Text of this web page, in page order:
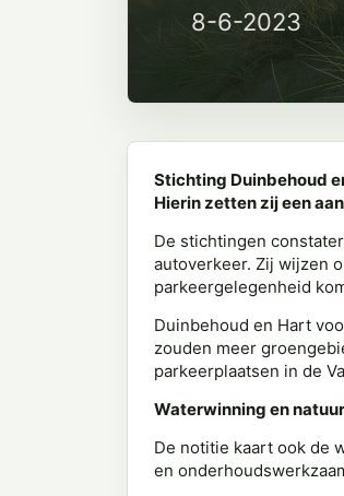
8-6-2023
Stichting Duinbehoud
Hierin zetten zij een
De stichtingen
autoverkeer. Zij wijzen
parkeergelegenheid
Duinbehoud en Hart
zouden meer
parkeerplaatsen in de
Waterwinning en
De notitie kaart ook de
en